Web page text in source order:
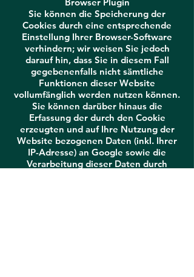
Sie können die Speicherung der
Cookies durch eine entsprechende
Einstellung Ihrer Browser-Software
verhindern; wir weisen Sie jedoch
darauf hin, dass Sie in diesem Fall
gegebenenfalls nicht sämtliche
Funktionen dieser Website
vollumfänglich werden nutzen können.
Sie können darüber hinaus die
Erfassung der durch den Cookie
erzeugten und auf Ihre Nutzung der
Website bezogenen Daten (inkl. Ihrer
IP-Adresse) an Google sowie die
Verarbeitung dieser Daten durch